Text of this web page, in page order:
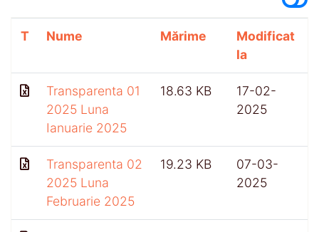
T Nume Mărime
Modificat
la
Transparenta 01
2025 Luna
Ianuarie 2025
18.63 KB
17-02-
2025
Transparenta 02
2025 Luna
Februarie 2025
19.23 KB
07-03-
2025